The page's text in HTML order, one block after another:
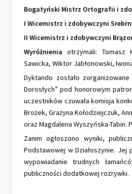
Bogatyński Mistrz Ortografii i
I Wicemistrz i zdobywczyni
II Wicemistrz i zdobywczyni
Wyróżnienia otrzymali: Tomasz
Sawicka, Wiktor Jabłonowski,
Dyktando zostało
Dorosłych” pod honorowym
uczestników czuwała komisja
Brożek, Grażyna Kołodziejczuk,
oraz Magdalena Wyszyńska-Tabin.
Zanim ogłoszono wyniki,
Podstawowej w Działoszynie. Jej
wypowiadanie trudnych
publiczności dodatkowej rozrywki.